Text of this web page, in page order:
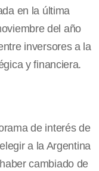
en la última
del año
inversores a la
y financiera.
de interés de
a la Argentina
cambiado de